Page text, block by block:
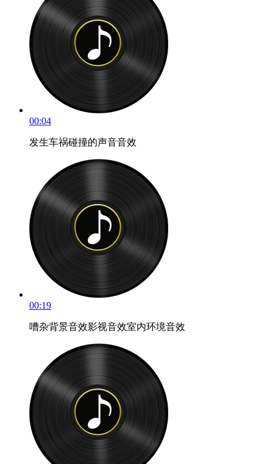
00:04
发生车祸碰撞的声音音效
00:19
嘈杂背景音效影视音效室内环境音效